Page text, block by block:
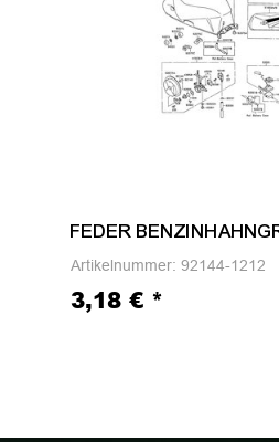
FEDER
Artikelnummer: 92144-1212
3,18 € *